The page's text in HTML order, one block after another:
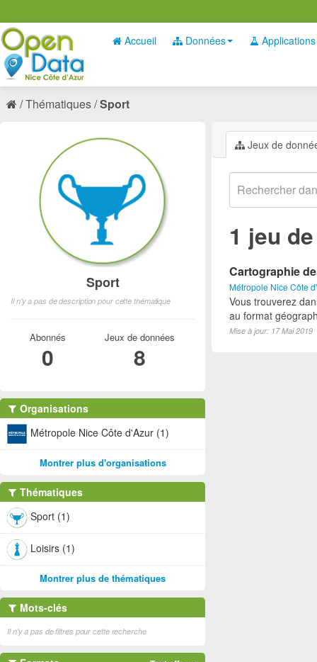
Accueil Données Applications
Thématiques Sport
Jeux de
1 jeu
Cartographie
Métropole Nice Côte
Vous trouverez
au format
Mise à jour: 17 Mai 2019
Sport
Il n'y a pas de description pour cette thématique
Abonnés
0
Jeux de données
8
Organisations
Métropole Nice Côte d'Azur (1)
Montrer plus d'organisations
Thématiques
Sport (1)
Loisirs (1)
Montrer plus de thématiques
Mots-clés
Il n'y a pas de filtres pour cette recherche